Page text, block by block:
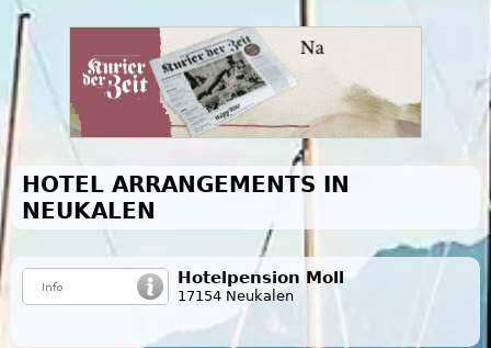
HOTEL ARRANGEMENTS IN
NEUKALEN
Hotelpension Moll
17154 Neukalen